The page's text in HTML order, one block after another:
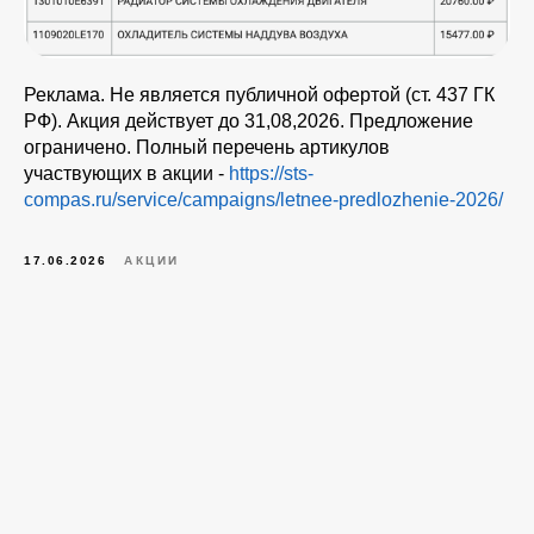
Реклама. Не является публичной офертой (ст. 437 ГК
РФ). Акция действует до 31,08,2026. Предложение
ограничено. Полный перечень артикулов
участвующих в акции - https://sts-
compas.ru/service/campaigns/letnee-predlozhenie-2026/
17.06.2026 АКЦИИ